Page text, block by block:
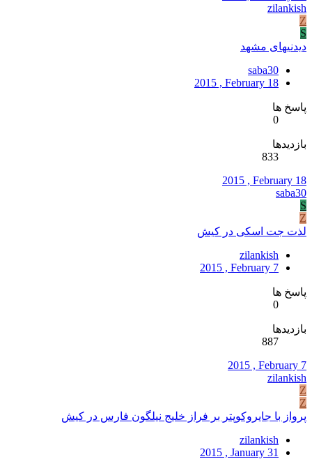
zilankish
Z
S
دیدنیهای مشهد
saba30
2015 , February 18
پاسخ ها
0
بازدیدها
833
2015 , February 18
saba30
S
Z
لذت جت اسکی در کیش
zilankish
2015 , February 7
پاسخ ها
0
بازدیدها
887
2015 , February 7
zilankish
Z
Z
پرواز با جایروکوپتر بر فراز خلیج نیلگون فارس در کیش
zilankish
2015 , January 31